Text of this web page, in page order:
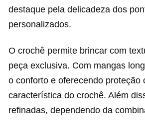
destaque pela delicadeza dos
personalizados.
O crochê permite brincar com
peça exclusiva. Com mangas
o conforto e oferecendo
característica do crochê. Além
refinadas, dependendo da